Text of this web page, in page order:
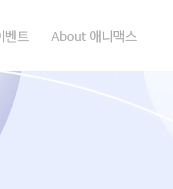
벤트 About 애니맥스